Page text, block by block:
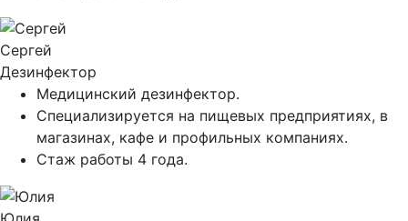
Сергей
Дезинфектор
Медицинский дезинфектор.
Специализируется на пищевых предприятиях, в
магазинах, кафе и профильных компаниях.
Стаж работы 4 года.